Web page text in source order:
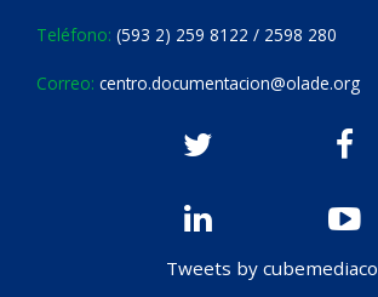
Teléfono: (593 2) 259 8122 / 2598 280
Correo: centro.documentacion@olade.org
Tweets by cubemediaco